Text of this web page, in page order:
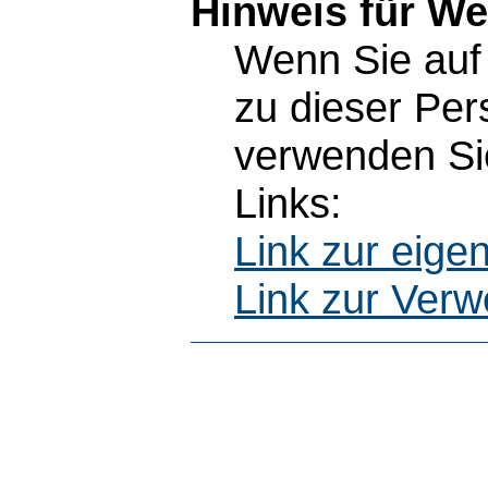
Hinweis für
Wenn Sie
zu dieser
verwenden
Links:
Link zur
Link zur